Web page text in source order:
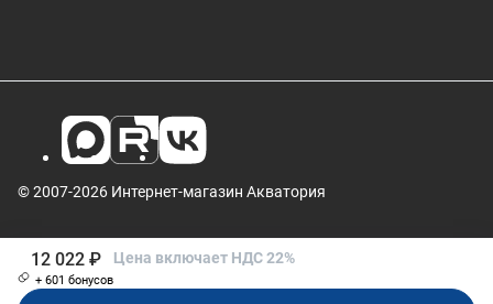
12 022 ₽
+ 601 бонусов
Цена включает НДС 22%
© 2007-2026 Интернет-магазин Акватория